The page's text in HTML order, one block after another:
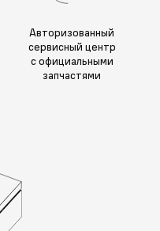
Авторизованный
сервисный центр
с официальными
запчастями